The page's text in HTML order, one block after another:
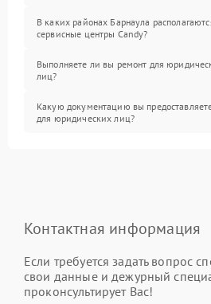
В каких районах Барнаула
сервисные центры Candy?
Выполняете ли вы ремонт для
лиц?
Какую документацию вы
для юридических лиц?
Контактная информация
Если требуется задать вопрос
свои данные и дежурный
проконсультирует Вас!